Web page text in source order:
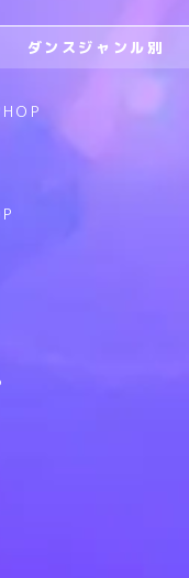
ダンスジャンル別